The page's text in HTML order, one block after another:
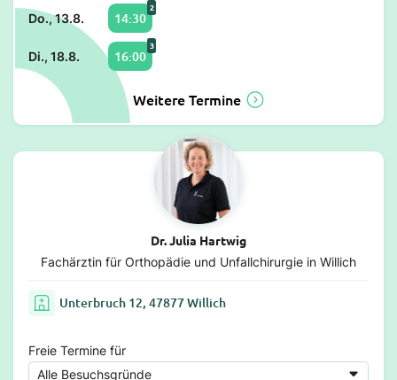
Do., 13.8. 14:30
2
Di., 18.8. 16:00
3
Weitere Termine
Dr. Julia Hartwig
Fachärztin für Orthopädie und Unfallchirurgie in Willich
Unterbruch 12, 47877 Willich
Freie Termine für